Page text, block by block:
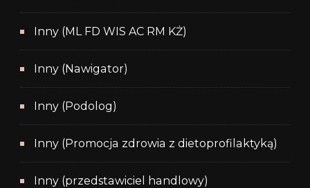
Inny (ML FD WIS AC RM KŻ)
Inny (Nawigator)
Inny (Podolog)
Inny (Promocja zdrowia z dietoprofilaktyką)
Inny (przedstawiciel handlowy)